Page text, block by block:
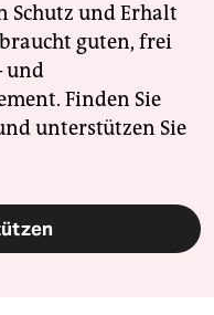
Schutz und Erhalt
guten, frei
und
Finden Sie
unterstützen Sie